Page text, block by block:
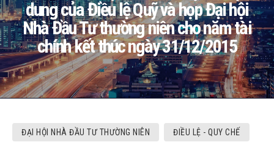
dung của Điều lệ Quỹ và họp Đại hội
Nhà Đầu Tư thường niên cho năm tài
chính kết thúc ngày 31/12/2015
ĐẠI HỘI NHÀ ĐẦU TƯ THƯỜNG NIÊN ĐIỀU LỆ - QUY CHẾ